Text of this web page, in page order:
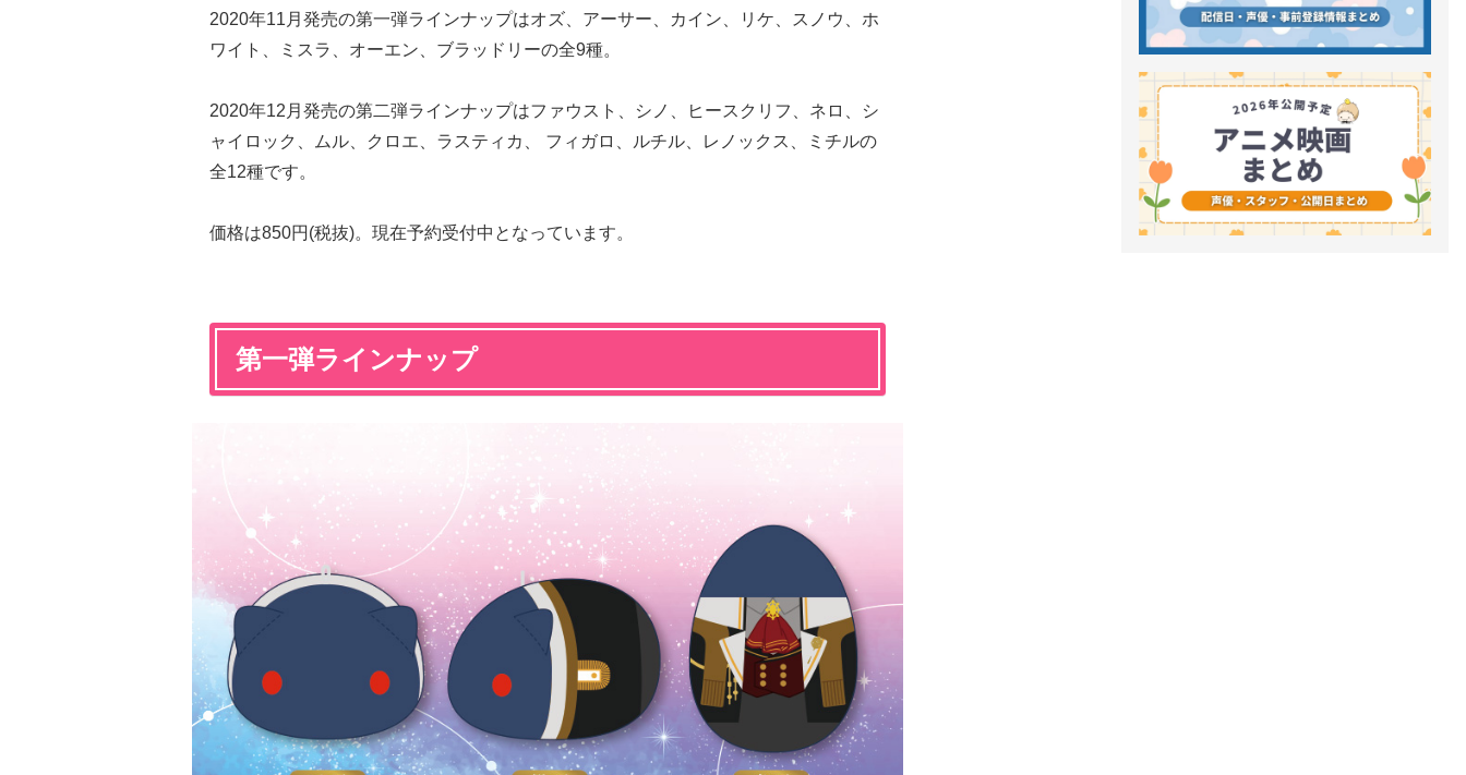
2020年11月発売の第一弾ラインナップはオズ、アーサー、カイン、リケ、スノウ、ホ
ワイト、ミスラ、オーエン、ブラッドリーの全9種。
2020年12月発売の第二弾ラインナップはファウスト、シノ、ヒースクリフ、ネロ、シ
ャイロック、ムル、クロエ、ラスティカ、 フィガロ、ルチル、レノックス、ミチルの
全12種です。
価格は850円(税抜)。現在予約受付中となっています。
第一弾ラインナップ